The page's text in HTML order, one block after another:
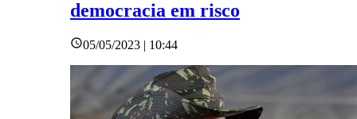
democracia em risco
05/05/2023 | 10:44